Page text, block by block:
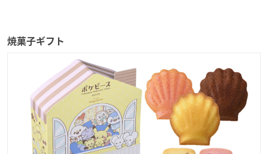
焼菓子ギフト